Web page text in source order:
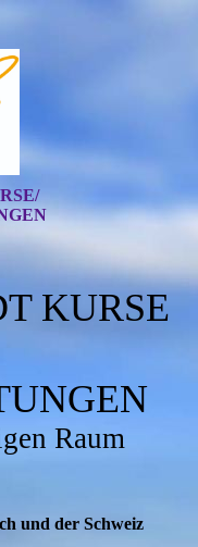
KURSE
Raum
und der Schweiz